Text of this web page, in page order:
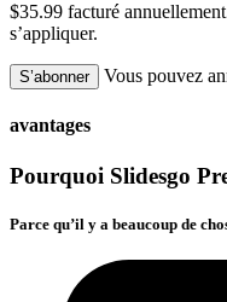
$35.99 facturé
s’appliquer.
S’abonner Vous pouvez
avantages
Pourquoi Slidesgo
Parce qu’il y a beaucoup de